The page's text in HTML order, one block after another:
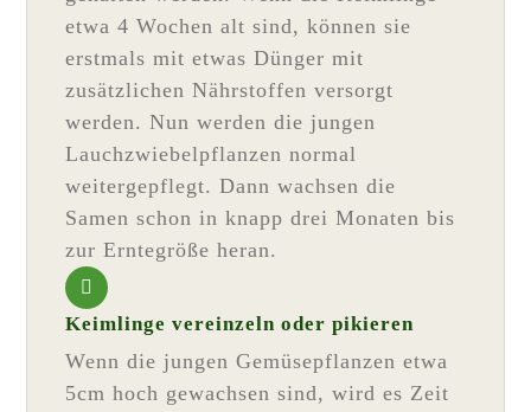
etwa 4 Wochen alt sind, können sie
erstmals mit etwas Dünger mit
zusätzlichen Nährstoffen versorgt
werden. Nun werden die jungen
Lauchzwiebelpflanzen normal
weitergepflegt. Dann wachsen die
Samen schon in knapp drei Monaten bis
zur Erntegröße heran.
Keimlinge vereinzeln oder pikieren
Wenn die jungen Gemüsepflanzen etwa
5cm hoch gewachsen sind, wird es Zeit